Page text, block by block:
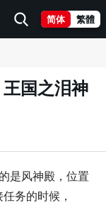
简体 繁體
王国之泪神
是风神殿，位置
务的时候，